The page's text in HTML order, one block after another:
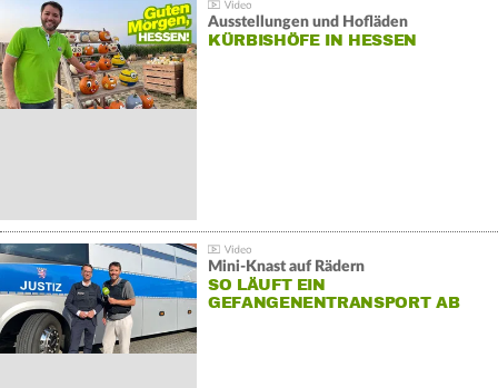
Ausstellungen und Hofläden
KÜRBISHÖFE IN HESSEN
Mini-Knast auf Rädern
SO LÄUFT EIN
GEFANGENENTRANSPORT AB